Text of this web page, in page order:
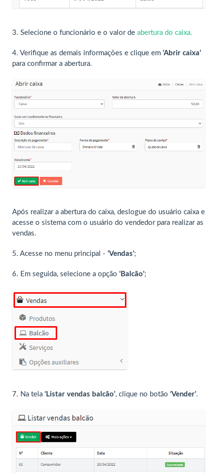
3. Selecione o funcionário e o valor de abertura do caixa.
4. Verifique as demais informações e clique em ‘Abrir caixa’
para confirmar a abertura.
Após realizar a abertura do caixa, deslogue do usuário caixa e
acesse o sistema com o usuário do vendedor para realizar as
vendas.
5. Acesse no menu principal - ‘Vendas’;
6. Em seguida, selecione a opção ‘Balcão’;
7. Na tela ‘Listar vendas balcão’, clique no botão ‘Vender’.